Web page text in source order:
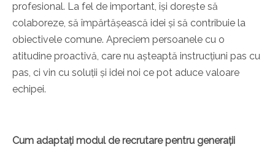
profesional. La fel de important, își dorește să
colaboreze, să împărtășească idei și să contribuie la
obiectivele comune. Apreciem persoanele cu o
atitudine proactivă, care nu așteaptă instrucțiuni pas cu
pas, ci vin cu soluții și idei noi ce pot aduce valoare
echipei.
Cum adaptați modul de recrutare pentru generații